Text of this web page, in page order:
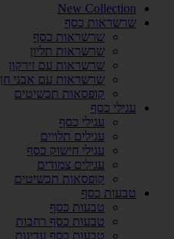
New Collection
שרשראות כסף
שרשראות כסף
שרשראות תליון
שרשראות עם זירקון
שרשראות עם אבני חן
קופסאות תכשיטים
עגילי כסף
עגילי כסף
עגילים תלויים
עגילי חישוק כסף
עגילים צמודים
קופסאות תכשיטים
טבעות כסף
טבעות כסף
טבעות כסף רחבות
טבעות כסף עדינות